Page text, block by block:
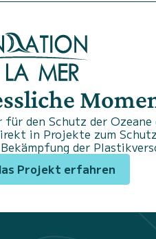
den Schutz der
in Projekte zum
der
Projekt erfahren